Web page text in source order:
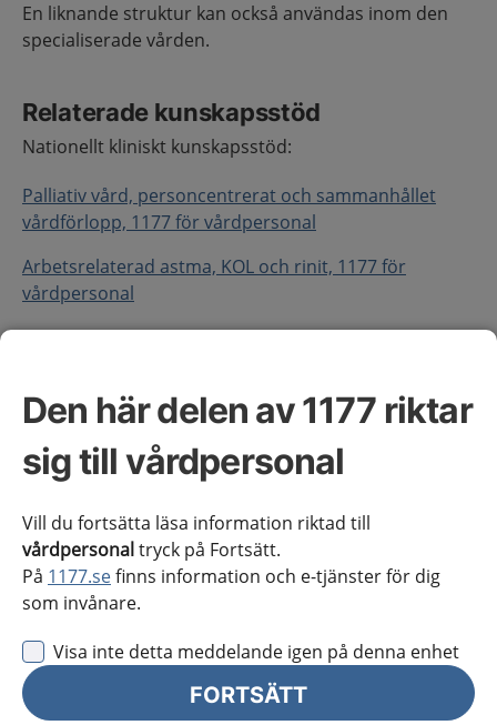
Den här delen av 1177 riktar
sig till vårdpersonal
Vill du fortsätta läsa information riktad till
vårdpersonaltryck på Fortsätt.
På 1177.sefinns information och e-tjänster för dig
som invånare.
Visa inte detta meddelande igen på denna enhet
FORTSÄTT
En liknande struktur kan också användas inom den
specialiserade vården.
Relaterade kunskapsstöd
Nationellt kliniskt kunskapsstöd:
Palliativ vård, personcentrerat och sammanhållet
vårdförlopp, 1177 för vårdpersonal
Arbetsrelaterad astma, KOL och rinit, 1177 för
vårdpersonal
KOL-exacerbation, 1177 för vårdpersonal
vårdpersonal
Om hälsotillståndet
Definition
Kroniskt obstruktiv lungsjukdom (KOL) är en
allt orsakas av mångårig tobaksrökning, även om
diagnosen kan förekomma utan denna exponering.
Förutom påverkan på lungor och luftvägar är